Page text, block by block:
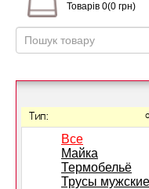
Товарів 0(0 грн)
Тип:
Все
Майка
Термобельё
Трусы мужские